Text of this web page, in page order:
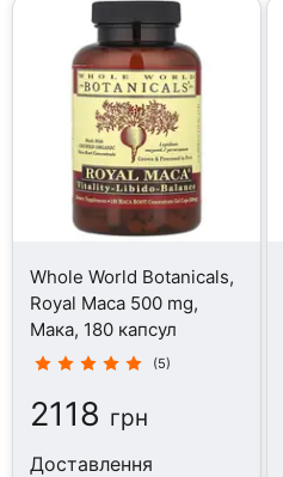
Whole World Botanicals,
Royal Maca 500 mg,
Мака, 180 капсул
(5)
2118 грн
Доставлення